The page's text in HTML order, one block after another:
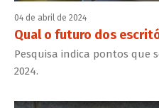
04 de abril de 2024
Qual o futuro dos
Pesquisa indica pontos que
2024.